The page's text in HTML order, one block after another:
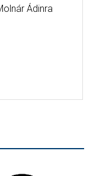
Ádinra